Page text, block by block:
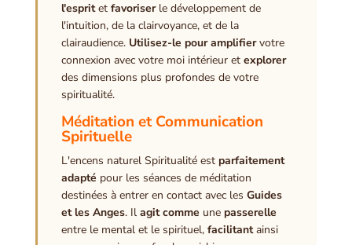
l'espritet favoriserle développement de
l'intuition, de la clairvoyance, et de la
clairaudience. Utilisez-le pour amplifiervotre
connexion avec votre moi intérieur et explorer
des dimensions plus profondes de votre
spiritualité.
Méditation et Communication
Spirituelle
L'encens naturel Spiritualité est parfaitement
adapté pour les séances de méditation
destinées à entrer en contact avec les Guides
et les Anges. Il agit comme une passerelle
entre le mental et le spirituel, facilitantainsi